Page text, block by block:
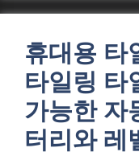
휴대용 타
타일링 타
가능한 자
터리와 레